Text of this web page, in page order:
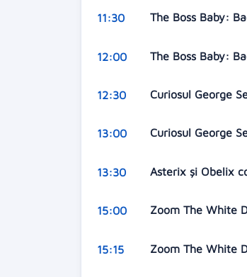
11:30 The Boss Baby:
12:00 The Boss Baby:
12:30 Curiosul George
13:00 Curiosul George
13:30 Asterix și Obelix
15:00 Zoom The White
15:15 Zoom The White